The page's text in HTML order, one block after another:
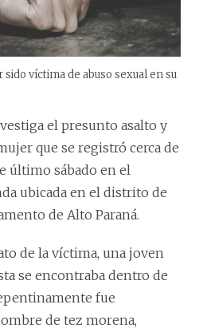
víctima de abuso sexual en su
el presunto asalto y
que se registró cerca de
último sábado en el
ubicada en el distrito de
de Alto Paraná.
de la víctima, una joven
se encontraba dentro de
fue
de tez morena,